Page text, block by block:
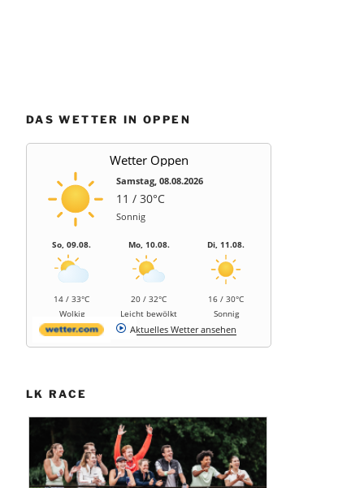
DAS WETTER IN OPPEN
Wetter Oppen
Samstag, 08.08.2026
11 / 30°C
Sonnig
So, 09.08.
14 / 33°C
Wolkig
Mo, 10.08.
20 / 32°C
Leicht bewölkt
Di, 11.08.
16 / 30°C
Sonnig
Aktuelles Wetter ansehen
LK RACE